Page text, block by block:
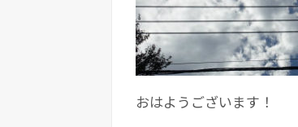
おはようございます！